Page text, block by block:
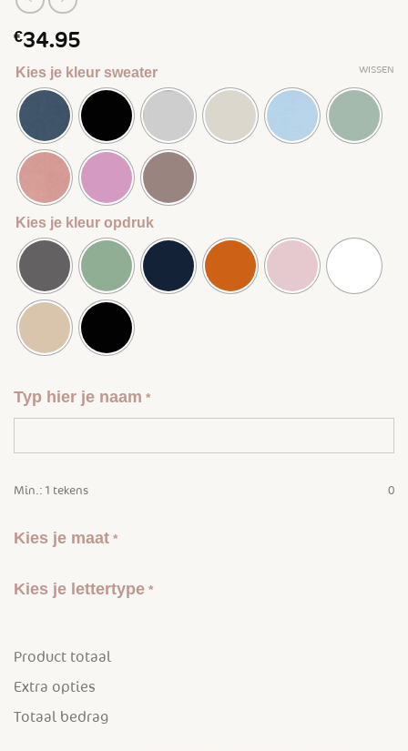
€34.95
Kies je kleur sweater
Kies je kleur opdruk
WISSEN
Typ hier je naam *
0
Min.: 1 tekens
Kies je maat *
Kies je lettertype *
Product totaal
Extra opties
Totaal bedrag